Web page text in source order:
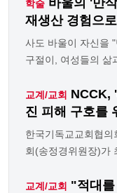
학술
재생산 경험으
사도 바울이 자신을
구절이, 여성들의 삶
교계/교회 NCCK,
진 피해 구호를
한국기독교교회협
회(송정경위원장)가
교계/교회 "적대